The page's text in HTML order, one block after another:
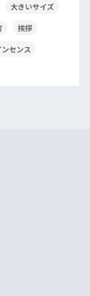
大きいサイズ
挨拶
センス